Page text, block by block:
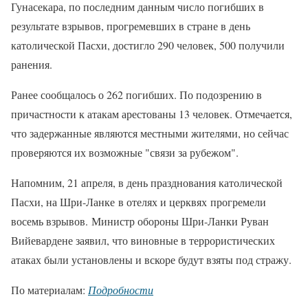
Гунасекара, по последним данным число погибших в
результате взрывов, прогремевших в стране в день
католической Пасхи, достигло 290 человек, 500 получили
ранения.
Ранее сообщалось о 262 погибших. По подозрению в
причастности к атакам арестованы 13 человек. Отмечается,
что задержанные являются местными жителями, но сейчас
проверяются их возможные "связи за рубежом".
Напомним, 21 апреля, в день празднования католической
Пасхи, на Шри-Ланке в отелях и церквях прогремели
восемь взрывов. Министр обороны Шри-Ланки Руван
Вийевардене заявил, что виновные в террористических
атаках были установлены и вскоре будут взяты под стражу.
По материалам: Подробности